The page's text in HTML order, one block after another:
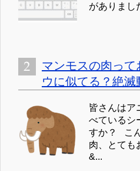
がありま
マンモスの肉っ
ウに似てる？絶滅
皆さんはア
べているシ
すか？ こ
肉、とても
&...